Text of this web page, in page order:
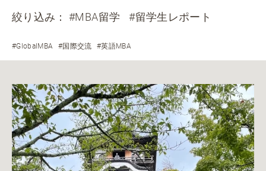
絞り込み：#MBA留学 #留学生レポート
#GlobalMBA #国際交流 #英語MBA